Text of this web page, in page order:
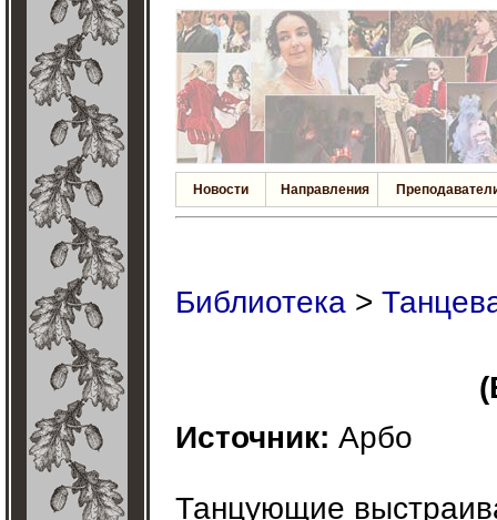
Новости Направления
Библиотека >
Источник: Арбо
Танцующие